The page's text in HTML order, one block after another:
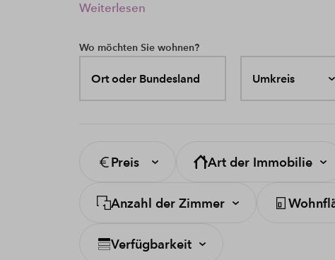
Weiterlesen
Wo möchten Sie wohnen?
Ort oder Bundesland Umkreis
Preis Art der Immobilie
Anzahl der Zimmer
Verfügbarkeit